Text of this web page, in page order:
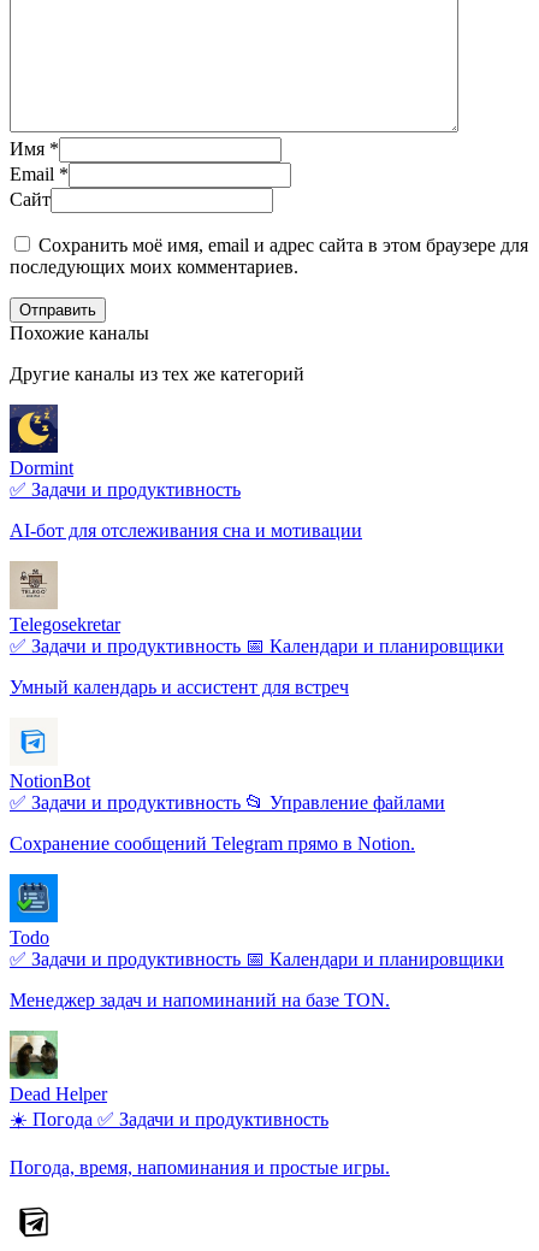
Имя *
Email *
Сайт
Сохранить моё имя, email и адрес сайта в этом браузере для
последующих моих комментариев.
Отправить
Похожие каналы
Другие каналы из тех же категорий
Dormint
✅ Задачи и продуктивность
AI-бот для отслеживания сна и мотивации
Telegosekretar
✅ Задачи и продуктивность 📅 Календари и планировщики
Умный календарь и ассистент для встреч
NotionBot
✅ Задачи и продуктивность 📂 Управление файлами
Сохранение сообщений Telegram прямо в Notion.
Todo
✅ Задачи и продуктивность 📅 Календари и планировщики
Менеджер задач и напоминаний на базе TON.
Dead Helper
☀️ Погода ✅ Задачи и продуктивность
Погода, время, напоминания и простые игры.